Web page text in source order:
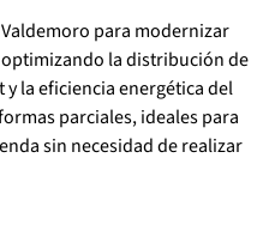
para modernizar
la distribución de
la eficiencia energética del
parciales, ideales para
sin necesidad de realizar